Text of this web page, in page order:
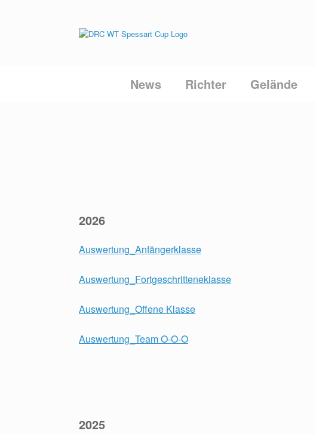
News Richter Gelände
2026
Auswertung_Anfängerklasse
Auswertung_Fortgeschritteneklasse
Auswertung_Offene Klasse
Auswertung_Team O-O-O
2025